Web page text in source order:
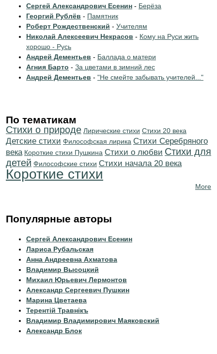
Сергей Александрович Есенин - Берёза
Георгий Рублёв - Памятник
Роберт Рождественский - Учителям
Николай Алексеевич Некрасов - Кому на Руси жить
хорошо - Русь
Андрей Дементьев - Баллада о матери
Агния Барто - За цветами в зимний лес
Андрей Дементьев - "Не смейте забывать учителей..."
По тематикам
Стихи о природе Лирические стихи Стихи 20 века
Детские стихи Философская лирика Cтихи Серебряного
века Короткие стихи Пушкина Стихи о любви Стихи для
детей Философские стихи Cтихи начала 20 века
Короткие стихи
More
Популярные авторы
Сергей Александрович Есенин
Лариса Рубальская
Анна Андреевна Ахматова
Владимир Высоцкий
Михаил Юрьевич Лермонтов
Александр Сергеевич Пушкин
Марина Цветаева
Терентiй Травнiкъ
Владимир Владимирович Маяковский
Александр Блок